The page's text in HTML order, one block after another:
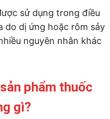
sử dụng trong điều
do dị ứng hoặc rôm sảy
nguyên nhân khác
phẩm thuốc
gì?